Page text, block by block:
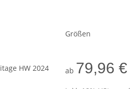
Größen
ab 79,96 €